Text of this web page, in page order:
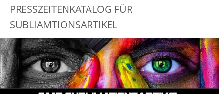
PRESSZEITENKATALOG FÜR
SUBLIAMTIONSARTIKEL